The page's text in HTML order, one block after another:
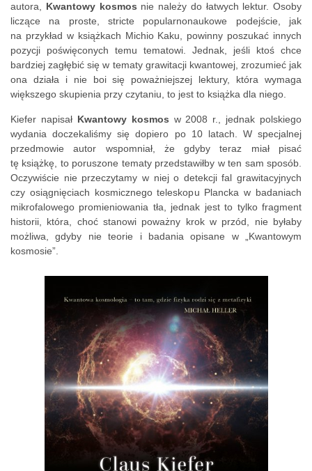
autora, Kwantowy kosmos nie należy do łatwych lektur. Osoby
liczące na proste, stricte popularnonaukowe podejście, jak
na przykład w książkach Michio Kaku, powinny poszukać innych
pozycji poświęconych temu tematowi. Jednak, jeśli ktoś chce
bardziej zagłębić się w tematy grawitacji kwantowej, zrozumieć jak
ona działa i nie boi się poważniejszej lektury, która wymaga
większego skupienia przy czytaniu, to jest to książka dla niego.
Kiefer napisał Kwantowy kosmos w 2008 r., jednak polskiego
wydania doczekaliśmy się dopiero po 10 latach. W specjalnej
przedmowie autor wspomniał, że gdyby teraz miał pisać
tę książkę, to poruszone tematy przedstawiłby w ten sam sposób.
Oczywiście nie przeczytamy w niej o detekcji fal grawitacyjnych
czy osiągnięciach kosmicznego teleskopu Plancka w badaniach
mikrofalowego promieniowania tła, jednak jest to tylko fragment
historii, która, choć stanowi poważny krok w przód, nie byłaby
możliwa, gdyby nie teorie i badania opisane w „Kwantowym
kosmosie”.